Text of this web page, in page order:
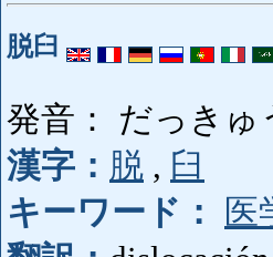
脱臼
発音： だっきゅ
漢字： 脱 , 臼
キーワード：
医